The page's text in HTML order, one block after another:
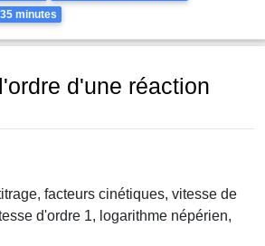
35 minutes
d'une réaction
facteurs cinétiques, vitesse de
d'ordre 1, logarithme népérien,